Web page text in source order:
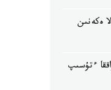
ەكەنىن
ءتۇسىپ